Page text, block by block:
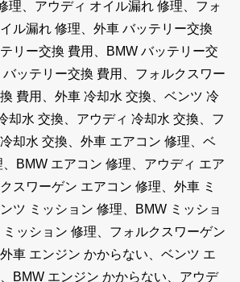
理、アウディ オイル漏れ 修理、フォ
ル漏れ 修理、外車 バッテリー交換
リー交換 費用、BMW バッテリー交
ッテリー交換 費用、フォルクスワー
費用、外車 冷却水 交換、ベンツ 冷
却水 交換、アウディ 冷却水 交換、フ
却水 交換、外車 エアコン 修理、ベ
BMW エアコン 修理、アウディ エア
スワーゲン エアコン 修理、外車 ミ
ツ ミッション 修理、BMW ミッショ
ッション 修理、フォルクスワーゲン
車 エンジン かからない、ベンツ エ
BMW エンジン かからない、アウデ